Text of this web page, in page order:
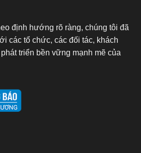
định hướng rõ ràng, chúng tôi đã
các tổ chức, các đối tác, khách
triển bền vững mạnh mẽ của